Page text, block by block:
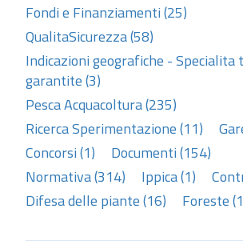
Fondi e Finanziamenti (25)
QualitaSicurezza (58)
Indicazioni geografiche - Specialita
garantite (3)
Pesca Acquacoltura (235)
Ricerca Sperimentazione (11)
Concorsi (1)
Documenti (154)
Normativa (314)
Ippica (1)
Difesa delle piante (16)
Foreste